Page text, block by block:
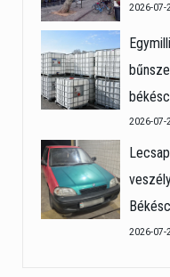
2026-07-
2026-07-
2026-07-